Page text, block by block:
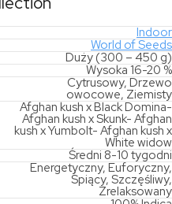
Indoor
World of Seeds
Duży (300 – 450 g)
Wysoka 16-20 %
Cytrusowy, Drzewo
owocowe, Ziemisty
Afghan kush x Black Domina-
Afghan kush x Skunk- Afghan
kush x Yumbolt- Afghan kush x
White widow
Średni 8-10 tygodni
Energetyczny, Euforyczny,
Śpiący, Szczęśliwy,
Zrelaksowany